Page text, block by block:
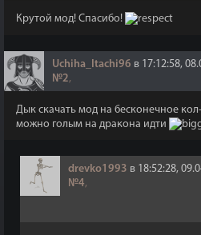
Крутой мод! Спасибо!
Uchiha_Itachi96 в 17:12:58,
№2,
Дык скачать мод на бесконечное
можно голым на дракона идти
drevko1993 в 18:52:28,
№4,